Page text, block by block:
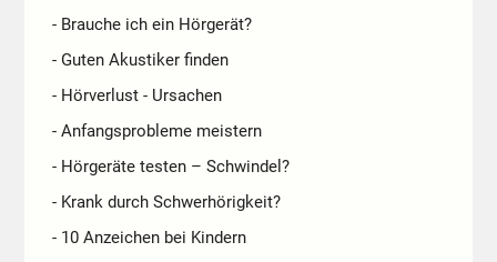
- Brauche ich ein Hörgerät?
- Guten Akustiker finden
- Hörverlust - Ursachen
- Anfangsprobleme meistern
- Hörgeräte testen – Schwindel?
- Krank durch Schwerhörigkeit?
- 10 Anzeichen bei Kindern